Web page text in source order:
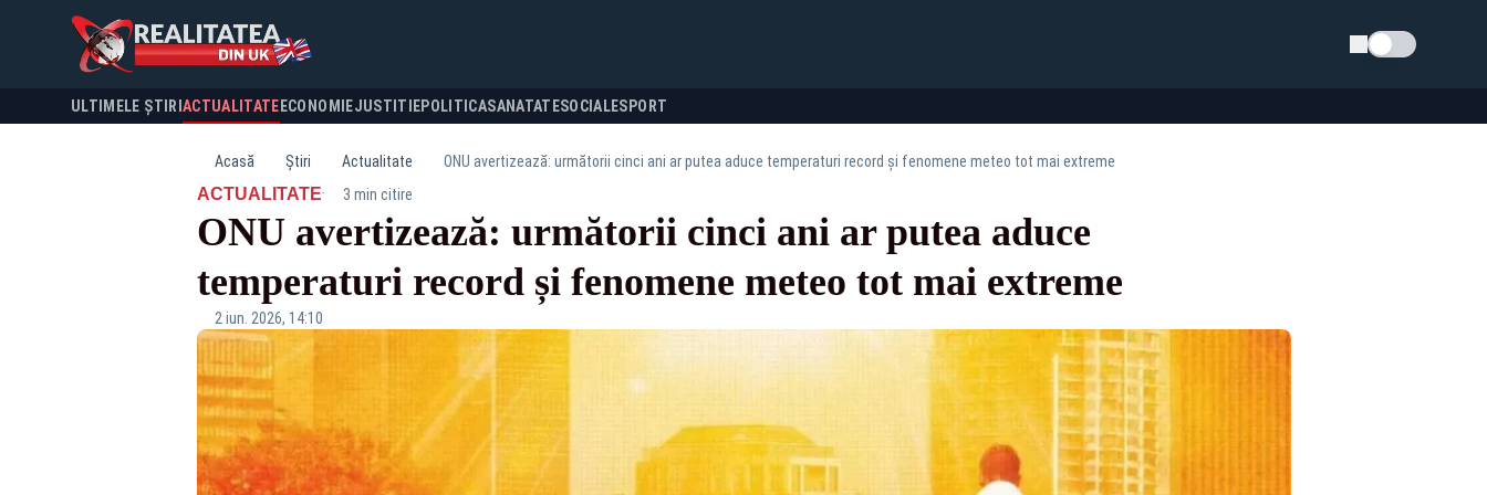
Schimba tema
ULTIMELE ȘTIRI ACTUALITATE ECONOMIEJUSTITIEPOLITICASANATATESOCIALESPORT
Acasă Știri Actualitate ONU avertizează: următorii cinci ani ar putea aduce temperaturi record și fenomene meteo tot mai extreme
ACTUALITATE· 3 min citire
ONU avertizează: următorii cinci ani ar putea aduce
temperaturi record și fenomene meteo tot mai extreme
2 iun. 2026, 14:10